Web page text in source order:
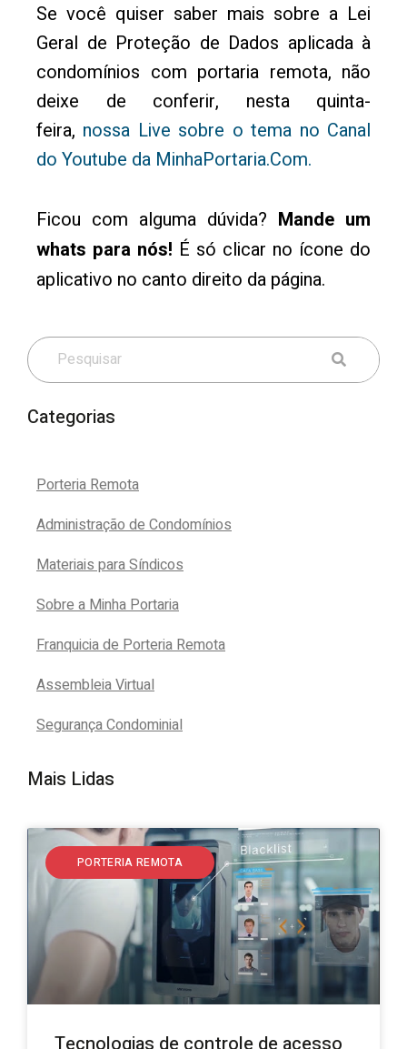
Se você quiser saber mais sobre a Lei
Geral de Proteção de Dados aplicada à
condomínios com portaria remota, não
deixe de conferir, nesta quinta-
feira, nossa Live sobre o tema no Canal
do Youtube da MinhaPortaria.Com.
Ficou com alguma dúvida? Mande um
whats para nós! É só clicar no ícone do
aplicativo no canto direito da página.
Categorias
Porteria Remota
Administração de Condomínios
Materiais para Síndicos
Sobre a Minha Portaria
Franquicia de Porteria Remota
Assembleia Virtual
Segurança Condominial
Mais Lidas
PORTERIA REMOTA
Tecnologias de controle de acesso